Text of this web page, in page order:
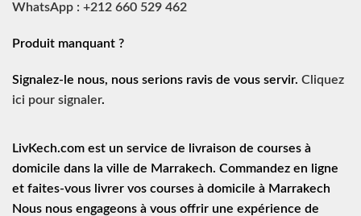
WhatsApp : +212 660 529 462
Produit manquant ?
Signalez-le nous, nous serions ravis de vous servir. Cliquez
ici pour signaler.
LivKech.com est un service de
livraison de courses à
domicile dans la ville de Marrakech. Commandez en ligne
et faites-vous livrer vos courses à domicile à Marrakech
Nous nous engageons à vous offrir une expérience de